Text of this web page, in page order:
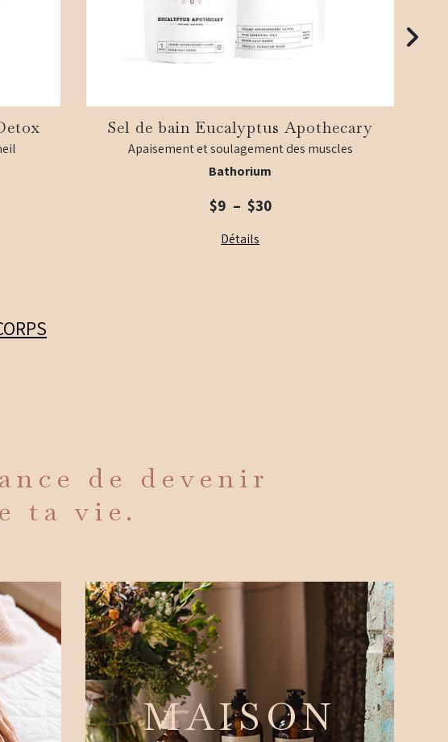
Sel de bain Eucalyptus Apothecary
Apaisement et soulagement des muscles
Bathorium
$9 – $30Plage
Détails
de devenir
ta vie.
MAISON